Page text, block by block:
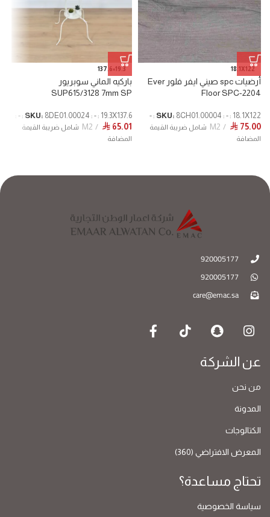
18.1X122
أرضيات spc صيني ايفر فلور Ever
Floor SPC-2204
SKU: 8CH01.00004 : - : 18.1X122 : -
⃁ 75.00
M2 شامل ضريبة القيمة
المضافة
19.3×137.6
باركيه الماني سوبريور
SUP615/3128 7mm SP
SKU: 8DE01.00024 : - : 19.3X137.6 : - :
⃁ 65.01
M2 شامل ضريبة القيمة
المضافة
920005177
920005177
care@emac.sa
عن الشركة
من نحن
المدونة
الكتالوجات
المعرض الافتراضي (360)
تحتاج مساعدة؟
سياسة الخصوصية